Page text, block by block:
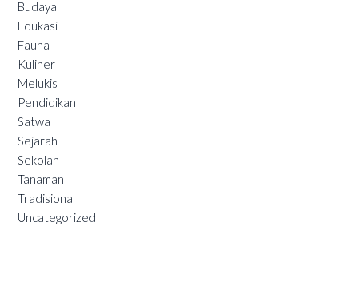
Budaya
Edukasi
Fauna
Kuliner
Melukis
Pendidikan
Satwa
Sejarah
Sekolah
Tanaman
Tradisional
Uncategorized